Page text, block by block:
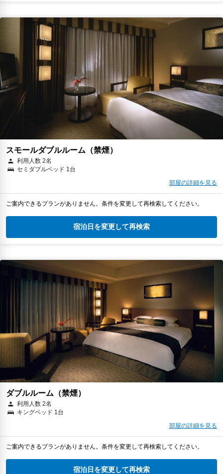
スモールダブルルーム（禁煙）
利用人数 2名
セミダブルベッド 1台
部屋の詳細を見る
ご案内できるプランがありません。条件を変更して再検索してください。
宿泊日を変更して再検索
ダブルルーム（禁煙）
利用人数 2名
キングベッド 1台
部屋の詳細を見る
ご案内できるプランがありません。条件を変更して再検索してください。
宿泊日を変更して再検索